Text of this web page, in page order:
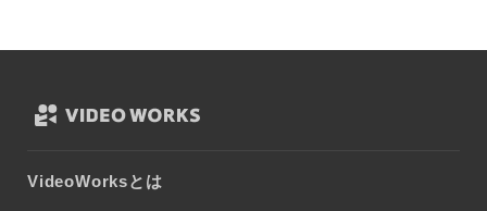
VideoWorksとは